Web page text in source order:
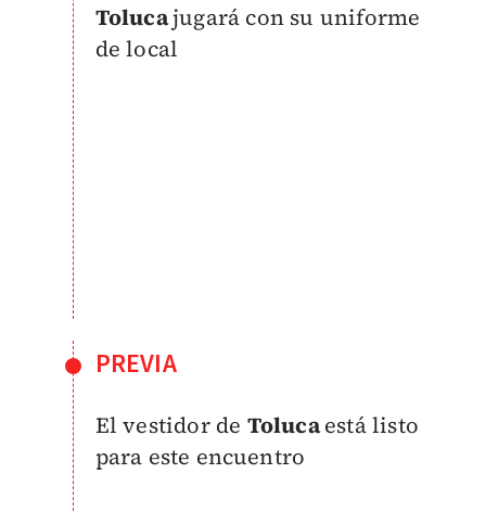
Tolucajugará con su uniforme
de local
PREVIA
El vestidor de Tolucaestá listo
para este encuentro